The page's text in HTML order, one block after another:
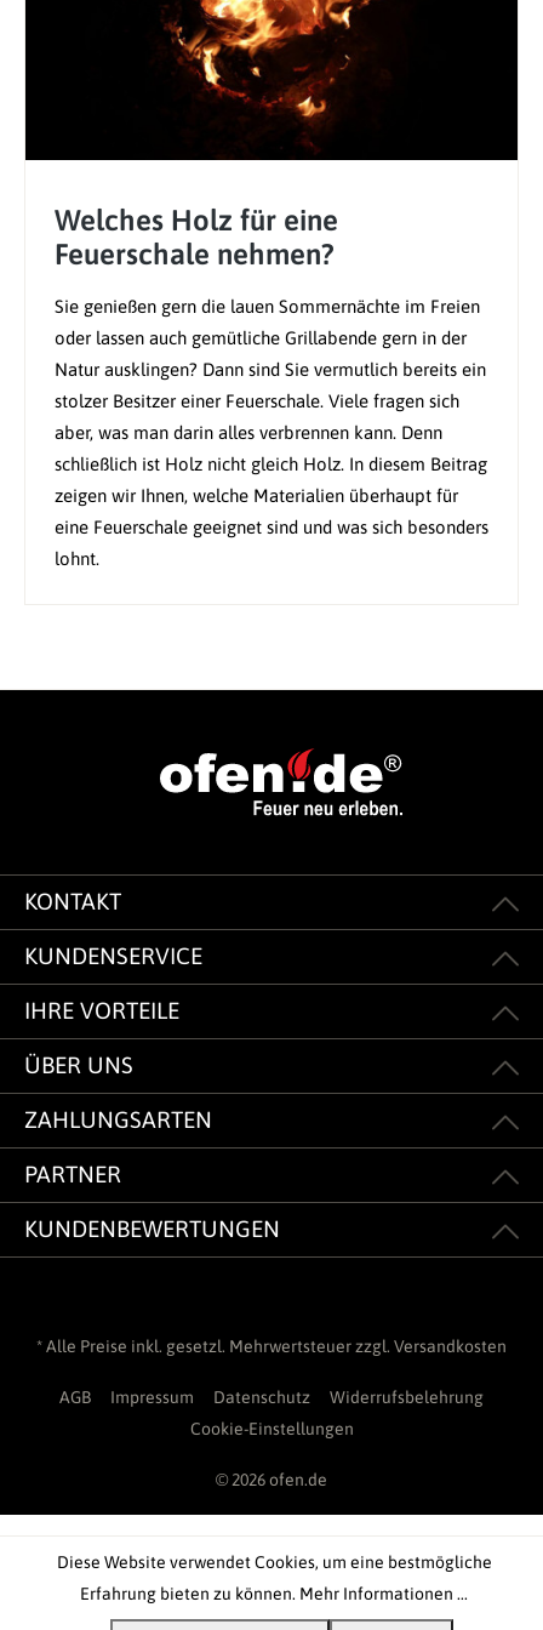
Welches Holz für eine
Feuerschale nehmen?
Sie genießen gern die lauen Sommernächte im Freien
oder lassen auch gemütliche Grillabende gern in der
Natur ausklingen? Dann sind Sie vermutlich bereits ein
stolzer Besitzer einer Feuerschale. Viele fragen sich
aber, was man darin alles verbrennen kann. Denn
schließlich ist Holz nicht gleich Holz. In diesem Beitrag
zeigen wir Ihnen, welche Materialien überhaupt für
eine Feuerschale geeignet sind und was sich besonders
lohnt.
KONTAKT
KUNDENSERVICE
IHRE VORTEILE
ÜBER UNS
ZAHLUNGSARTEN
PARTNER
KUNDENBEWERTUNGEN
* Alle Preise inkl. gesetzl. Mehrwertsteuer zzgl. Versandkosten
AGB Impressum Datenschutz
Widerrufsbelehrung
Cookie-Einstellungen
© 2026 ofen.de
Diese Website verwendet Cookies, um eine bestmögliche
Erfahrung bieten zu können. Mehr Informationen ...